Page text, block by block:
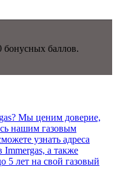
баллов.
Мы ценим доверие,
нашим газовым
узнать адреса
а также
5 лет на свой газовый